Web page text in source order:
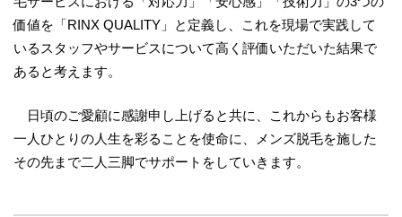
価値を「RINX QUALITY」と定義し、これを現場で実践して
いるスタッフやサービスについて高く評価いただいた結果で
あると考えます。
日頃のご愛顧に感謝申し上げると共に、これからもお客様
一人ひとりの人生を彩ることを使命に、メンズ脱毛を施した
その先まで二人三脚でサポートをしていきます。